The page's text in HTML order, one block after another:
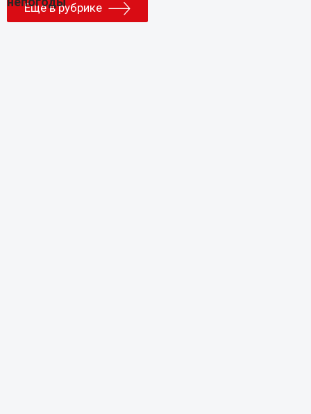
Еще в рубрике